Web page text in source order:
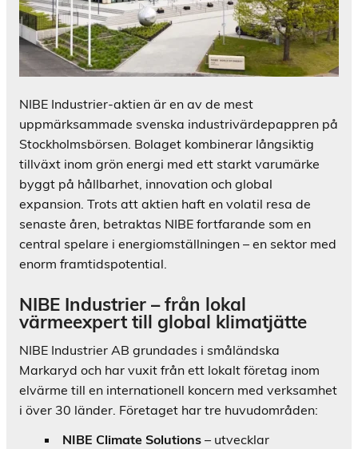
NIBE Industrier-aktien är en av de mest
uppmärksammade svenska industrivärdepappren på
Stockholmsbörsen. Bolaget kombinerar långsiktig
tillväxt inom grön energi med ett starkt varumärke
byggt på hållbarhet, innovation och global
expansion. Trots att aktien haft en volatil resa de
senaste åren, betraktas NIBE fortfarande som en
central spelare i energiomställningen – en sektor med
enorm framtidspotential.
NIBE Industrier – från lokal
värmeexpert till global klimatjätte
NIBE Industrier AB grundades i småländska
Markaryd och har vuxit från ett lokalt företag inom
elvärme till en internationell koncern med verksamhet
i över 30 länder. Företaget har tre huvudområden:
NIBE Climate Solutions – utvecklar